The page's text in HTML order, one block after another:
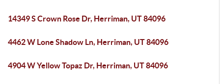
14349 S Crown Rose Dr, Herriman, UT 84096
4462 W Lone Shadow Ln, Herriman, UT 84096
4904 W Yellow Topaz Dr, Herriman, UT 84096